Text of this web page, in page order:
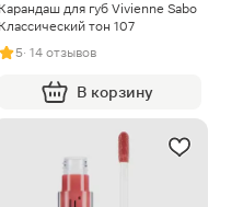
Карандаш для губ Vivienne Sabo
Классический тон 107
5· 14 отзывов
В корзину